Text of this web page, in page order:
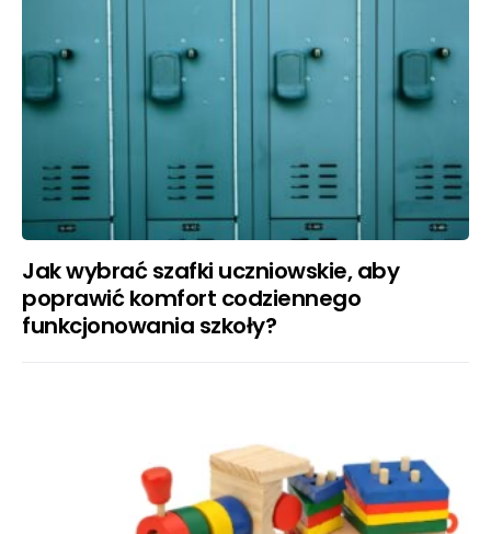
Jak wybrać szafki uczniowskie, aby
poprawić komfort codziennego
funkcjonowania szkoły?